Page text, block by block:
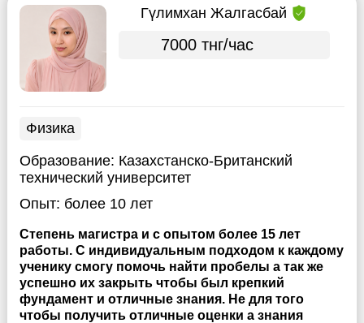
Гүлимхан Жалгасбай
7000 тнг/час
Физика
Образование: Казахстанско-Британский
технический университет
Опыт: более 10 лет
Степень магистра и с опытом более 15 лет
работы. С индивидуальным подходом к каждому
ученику смогу помочь найти пробелы а так же
успешно их закрыть чтобы был крепкий
фундамент и отличные знания. Не для того
чтобы получить отличные оценки а знания